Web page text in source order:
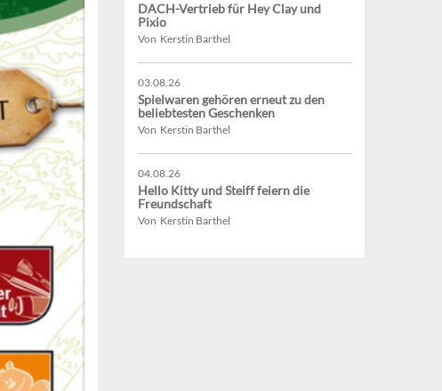
DACH-Vertrieb für Hey Clay und
Pixio
Von Kerstin Barthel
03.08.26
Spielwaren gehören erneut zu den
beliebtesten Geschenken
Von Kerstin Barthel
04.08.26
Hello Kitty und Steiff feiern die
Freundschaft
Von Kerstin Barthel